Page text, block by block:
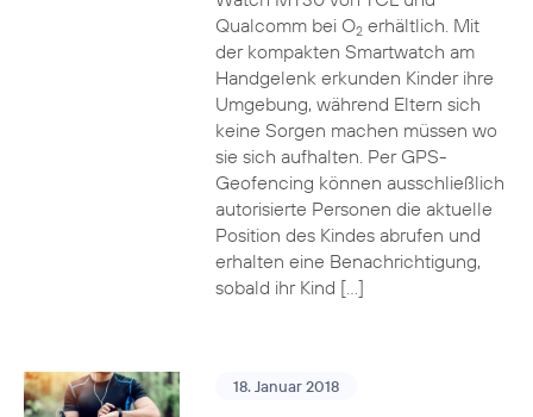
Qualcomm bei O2erhältlich. Mit
der kompakten Smartwatch am
Handgelenk erkunden Kinder ihre
Umgebung, während Eltern sich
keine Sorgen machen müssen wo
sie sich aufhalten. Per GPS-
Geofencing können ausschließlich
autorisierte Personen die aktuelle
Position des Kindes abrufen und
erhalten eine Benachrichtigung,
sobald ihr Kind […]
18. Januar 2018